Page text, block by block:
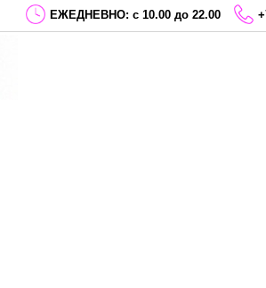
ЕЖЕДНЕВНО: с 10.00 до 22.00